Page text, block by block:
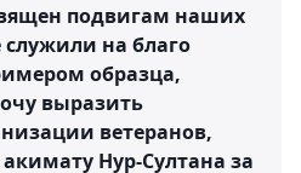
подвигам наших
служили на благо
образца,
выразить
ветеранов,
Нур-Султана за